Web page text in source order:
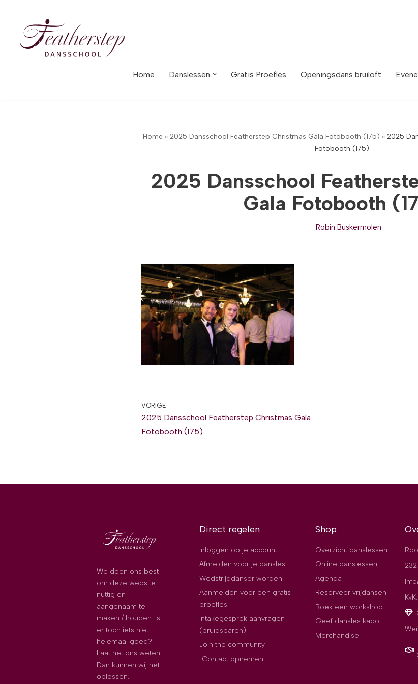
Meteen
naar
Home Danslessen Gratis Proefles Openingsdans bruiloft
Home » 2025 Dansschool Featherstep Christmas Gala Fotobooth (175) » 2025
Fotobooth (175)
2025 Dansschool
Gala Fotobooth
Robin Buskermolen
VORIGE
2025 Dansschool Featherstep Christmas Gala
Fotobooth (175)
We doen ons best
om deze website
nuttig en
aangenaam te
maken / houden. Is
er toch iets niet
helemaal goed?
Laat het ons weten.
Dan kunnen wij het
oplossen.
Direct regelen
Inloggen op je account
Afmelden voor je dansles
Wedstrijddanser worden
Aanmelden voor een gratis
proefles
Intakegesprek aanvragen
(bruidsparen)
Join the community
Contact opnemen
Shop
Overzicht danslessen
Online danslessen
Agenda
Reserveer vrijdansen
Boek een workshop
Geef dansles kado
Merchandise